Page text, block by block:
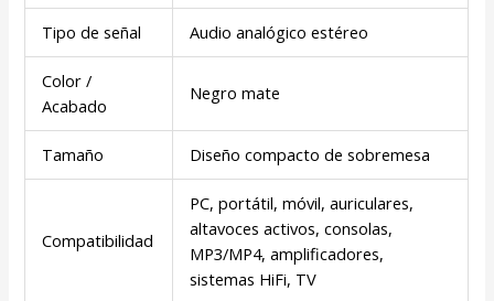
Tipo de señal Audio analógico estéreo
Color /
Acabado
Negro mate
Tamaño Diseño compacto de sobremesa
Compatibilidad
PC, portátil, móvil, auriculares,
altavoces activos, consolas,
MP3/MP4, amplificadores,
sistemas HiFi, TV